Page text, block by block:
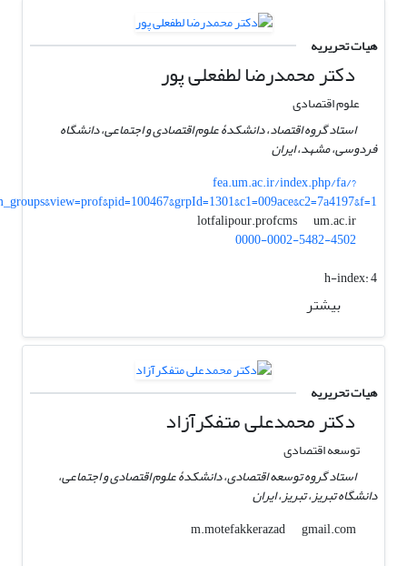
هیات تحریریه
دکتر محمدرضا لطفعلی پور
علوم اقتصادی
استاد گروه اقتصاد، دانشکدۀ علوم اقتصادی و اجتماعی، دانشگاه
فردوسی، مشهد، ایران
fea.um.ac.ir/index.php/fa/?
lotfalipour.profcms
um.ac.ir
0000-0002-5482-4502
h-index:4
بیشتر
هیات تحریریه
دکتر محمدعلی متفکرآزاد
توسعه اقتصادی
استاد گروه توسعه اقتصادی، دانشکدۀ علوم اقتصادی و اجتماعی،
دانشگاه تبریز، تبریز، ایران
m.motefakkerazad
gmail.com